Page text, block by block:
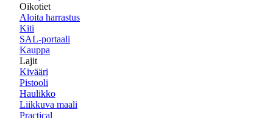
Oikotiet
Aloita harrastus
Kiti
SAL-portaali
Kauppa
Lajit
Kivääri
Pistooli
Haulikko
Liikkuva maali
Practical